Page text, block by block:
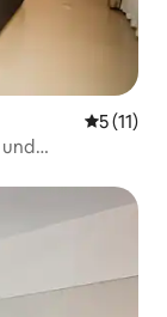
5 (11)